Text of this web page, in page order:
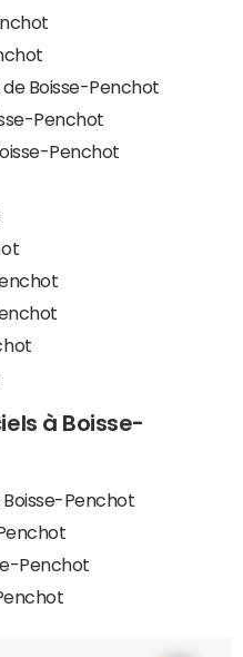
Boisse-Penchot
Penchot
Penchot
à Boisse-
Boisse-Penchot
Penchot